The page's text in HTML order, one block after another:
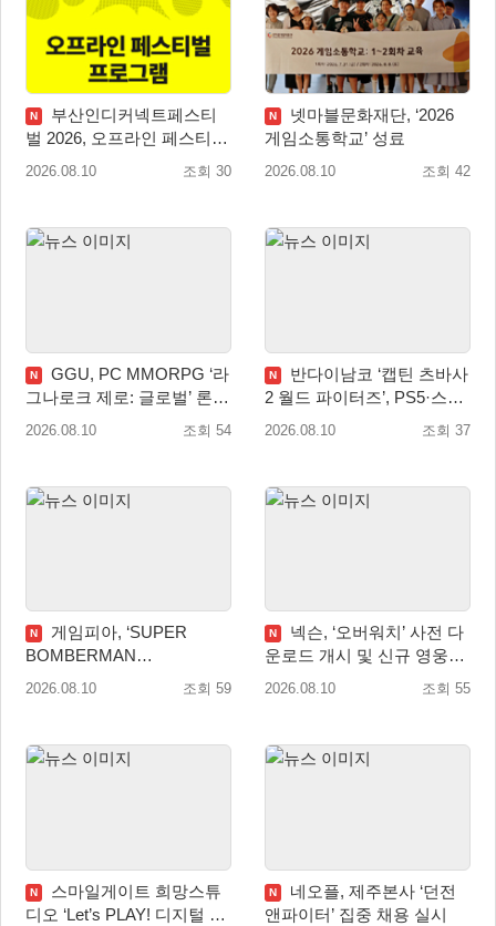
N
부산인디커넥트페스티
벌 2026, 오프라인 페스티벌
이벤트 공개
2026.08.10 조회 30
N
넷마블문화재단, ‘2026
게임소통학교’ 성료
2026.08.10 조회 42
N
GGU, PC MMORPG ‘라
그나로크 제로: 글로벌’ 론칭
전 유저 소통에 주목!
2026.08.10 조회 54
N
반다이남코 ‘캡틴 츠바사
2 월드 파이터즈’, PS5·스위
치 패키지 선주문 실시
2026.08.10 조회 37
N
게임피아, ‘SUPER
BOMBERMAN
COLLECTION’ PS5·스위치
2026.08.10 조회 59
N
넥슨, ‘오버워치’ 사전 다
운로드 개시 및 신규 영웅
‘디몬(D.Mon)’ 공개!
2026.08.10 조회 55
N
스마일게이트 희망스튜
디오 ‘Let’s PLAY! 디지털 창
N
네오플, 제주본사 ‘던전
앤파이터’ 집중 채용 실시